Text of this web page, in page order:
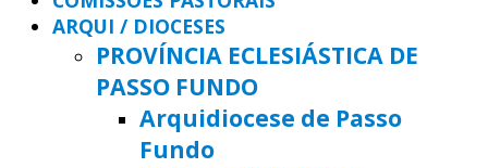
ARQUI / DIOCESES
PROVÍNCIA ECLESIÁSTICA DE
PASSO FUNDO
Arquidiocese de Passo
Fundo